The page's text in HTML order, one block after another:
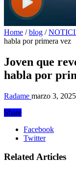
Home / blog /
habla por primera vez
Joven que
habla por
Radame marzo 3, 2025
Share
Facebook
Twitter
Related Articles